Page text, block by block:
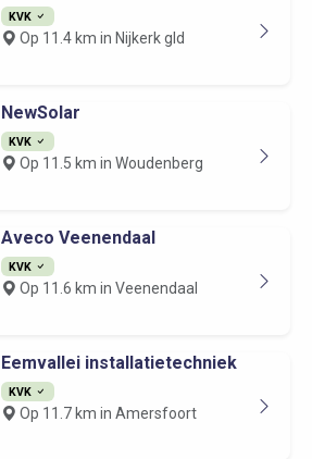
KVK
Op 11.4 km in Nijkerk gld
NewSolar
KVK
Op 11.5 km in Woudenberg
Aveco Veenendaal
KVK
Op 11.6 km in Veenendaal
Eemvallei installatietechniek
KVK
Op 11.7 km in Amersfoort